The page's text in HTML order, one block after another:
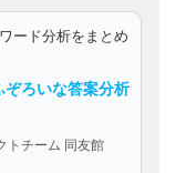
ード分析をまとめ
ろいな答案分析
トチーム 同友館